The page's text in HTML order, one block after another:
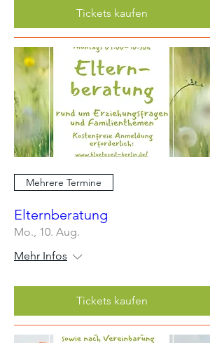
Tickets kaufen
Mehrere Termine
Elternberatung
Mo., 10. Aug.
Mehr Infos
Tickets kaufen